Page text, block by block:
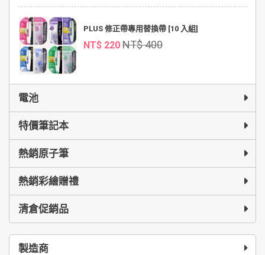
PLUS 修正帶專用替換帶 [10 入組]
NT$ 220 NT$ 400
電池
特價筆記本
熱銷原子筆
熱銷彩繪贈禮
清倉促銷品
製造商